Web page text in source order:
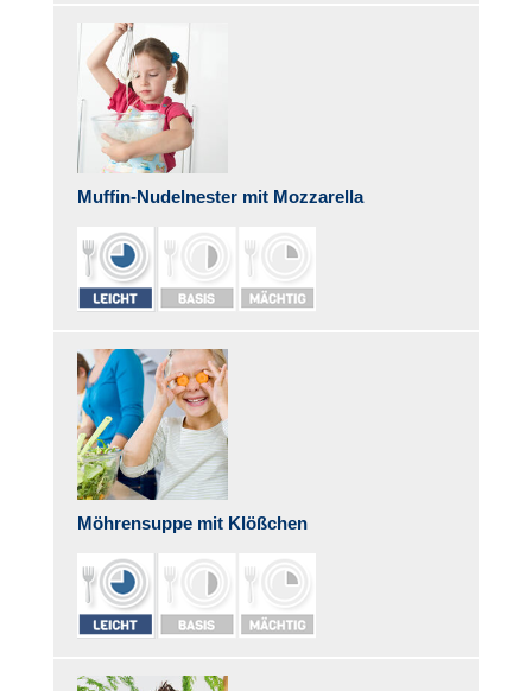
Muffin-Nudelnester mit Mozzarella
Möhrensuppe mit Klößchen